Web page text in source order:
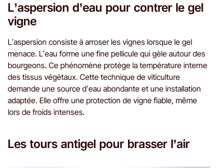
L’aspersion d’eau pour contrer le gel
vigne
L’aspersion consiste à arroser les vignes lorsque le gel
menace. L’eau forme une fine pellicule qui gèle autour des
bourgeons. Ce phénomène protège la température interne
des tissus végétaux. Cette technique de viticulture
demande une source d’eau abondante et une installation
adaptée. Elle offre une protection de vigne fiable, même
lors de froids intenses.
Les tours antigel pour brasser l’air